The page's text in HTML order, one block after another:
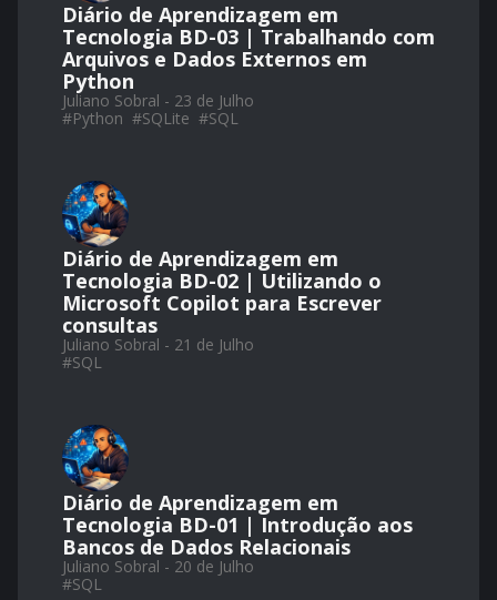
Diário de Aprendizagem em
Tecnologia BD-03 | Trabalhando com
Arquivos e Dados Externos em
Python
Juliano Sobral - 23 de Julho
#Python #SQLite #SQL
Diário de Aprendizagem em
Tecnologia BD-02 | Utilizando o
Microsoft Copilot para Escrever
consultas
Juliano Sobral - 21 de Julho
#SQL
Diário de Aprendizagem em
Tecnologia BD-01 | Introdução aos
Bancos de Dados Relacionais
Juliano Sobral - 20 de Julho
#SQL